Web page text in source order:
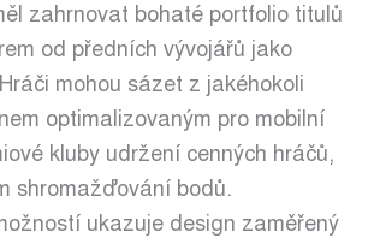
zahrnovat bohaté portfolio titulů
od předních vývojářů jako
mohou sázet z jakéhokoli
optimalizovaným pro mobilní
kluby udržení cenných hráčů,
shromažďování bodů.
ukazuje design zaměřený